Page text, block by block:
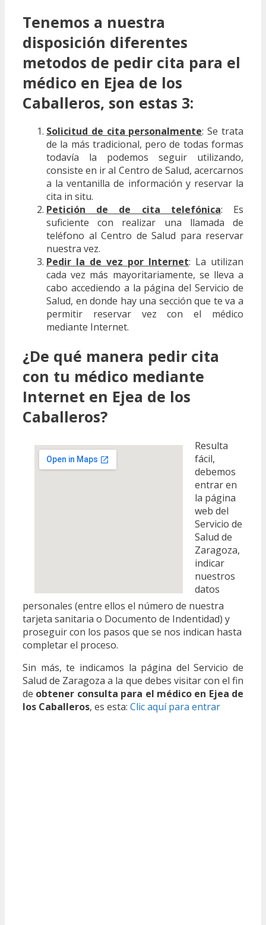
Tenemos a nuestra
disposición diferentes
metodos de pedir cita para el
médico en Ejea de los
Caballeros, son estas 3:
Solicitud de cita personalmente: Se trata
de la más tradicional, pero de todas formas
todavía la podemos seguir utilizando,
consiste en ir al Centro de Salud, acercarnos
a la ventanilla de información y reservar la
cita in situ.
Petición de de cita telefónica: Es
suficiente con realizar una llamada de
teléfono al Centro de Salud para reservar
nuestra vez.
Pedir la de vez por Internet: La utilizan
cada vez más mayoritariamente, se lleva a
cabo accediendo a la página del Servicio de
Salud, en donde hay una sección que te va a
permitir reservar vez con el médico
mediante Internet.
¿De qué manera pedir cita
con tu médico mediante
Internet en Ejea de los
Caballeros?
Resulta
fácil,
debemos
entrar en
la página
web del
Servicio de
Salud de
Zaragoza,
indicar
nuestros
datos
personales (entre ellos el número de nuestra
tarjeta sanitaria o Documento de Indentidad) y
proseguir con los pasos que se nos indican hasta
completar el proceso.
Sin más, te indicamos la página del Servicio de
Salud de Zaragoza a la que debes visitar con el fin
de obtener consulta para el médico en Ejea de
los Caballeros, es esta: Clic aquí para entrar